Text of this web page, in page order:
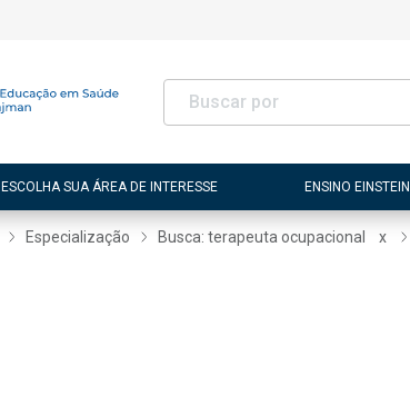
ESCOLHA SUA ÁREA DE INTERESSE ENSINO EINSTEIN
Especialização Busca: terapeuta ocupacional x